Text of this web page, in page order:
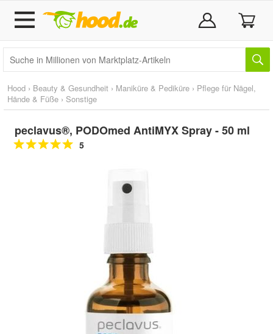
Hood › Beauty & Gesundheit › Maniküre & Pediküre › Pflege für Nägel,
Hände & Füße › Sonstige
peclavus®, PODOmed AntiMYX Spray - 50 ml
5